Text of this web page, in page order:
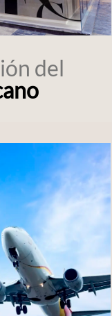
del